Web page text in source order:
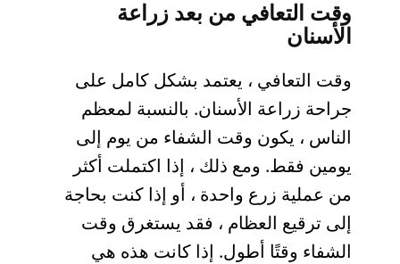
وقت التعافي من بعد زراعة
الأسنان
وقت التعافي ، يعتمد بشكل كامل على
جراحة زراعة الأسنان. بالنسبة لمعظم
الناس ، يكون وقت الشفاء من يوم إلى
يومين فقط. ومع ذلك ، إذا اكتملت أكثر
من عملية زرع واحدة ، أو إذا كنت بحاجة
إلى ترقيع العظام ، فقد يستغرق وقت
الشفاء وقتًا أطول. إذا كانت هذه هي